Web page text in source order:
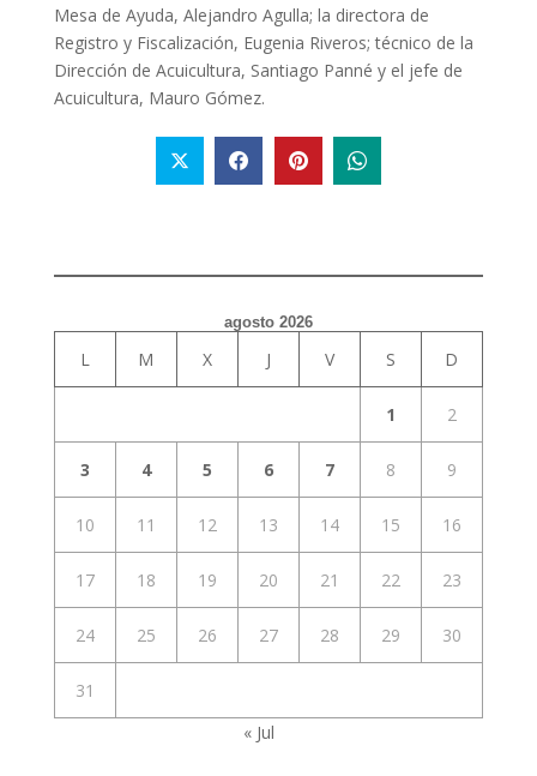
Mesa de Ayuda, Alejandro Agulla; la directora de
Registro y Fiscalización, Eugenia Riveros; técnico de la
Dirección de Acuicultura, Santiago Panné y el jefe de
Acuicultura, Mauro Gómez.
agosto 2026
L M X J V S D
1 2
3 4 5 6 7 8 9
10 11 12 13 14 15 16
17 18 19 20 21 22 23
24 25 26 27 28 29 30
31
« Jul